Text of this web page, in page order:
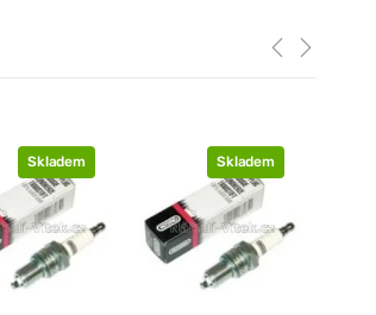
Skladem Skladem